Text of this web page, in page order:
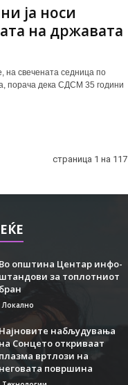
ja носи
на државата
свечената седница по
порача дека СДСМ 35 години
страница 1 на 117
Во општина Центар инфо-
штандови за топлотниот
бран
Локално
набљудувања
на Сонцето откриваат
плазма вртлози на
неговата површина